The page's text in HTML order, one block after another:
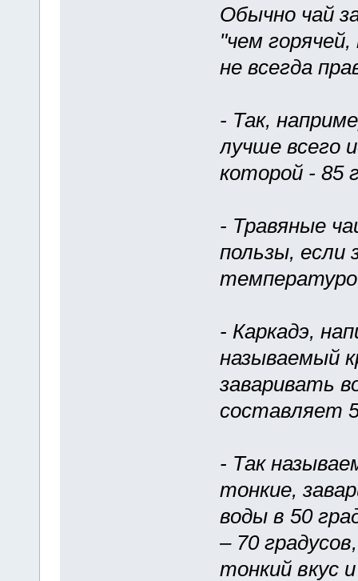
Обычно чай
"чем
не всегда
- Так,
лучше всего
которой - 85
- Травяные
пользы, если
- Каркадэ,
называемый
заваривать
составляет
- Так
тонкие,
воды в 50
– 70
тонкий вкус